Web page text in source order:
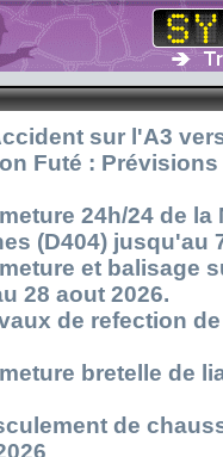
sur l'A3
Futé :
24h/24 de
(D404) jusqu'au
et balisage
28 aout 2026.
de refection
bretelle de
de